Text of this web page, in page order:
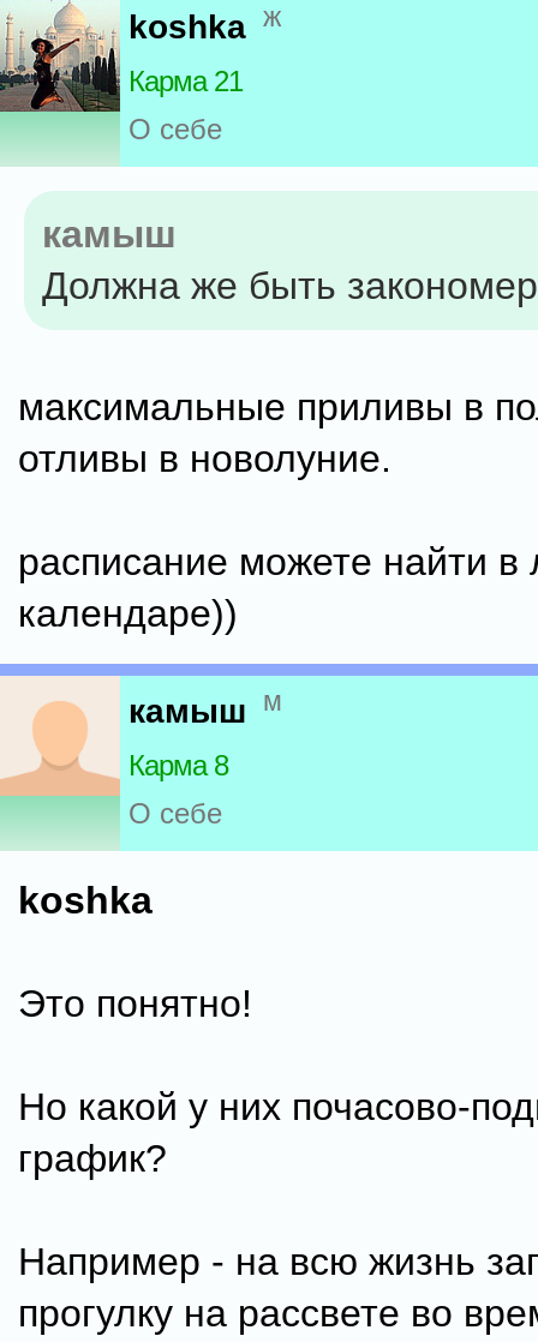
koshka ж
Карма 21
О себе
камыш
Должна же быть
максимальные приливы в
отливы в новолуние.
расписание можете найти в
календаре))
камыш м
Карма 8
О себе
koshka
Это понятно!
Но какой у них почасово-
график?
Например - на всю жизнь
прогулку на рассвете во